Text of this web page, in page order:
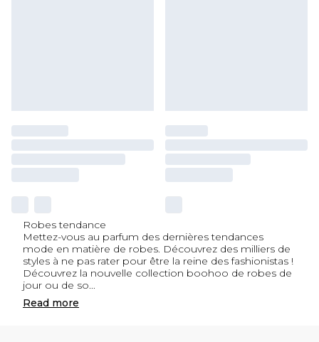
Robes tendance
Mettez-vous au parfum des dernières tendances
mode en matière de robes. Découvrez des milliers de
styles à ne pas rater pour être la reine des fashionistas !
Découvrez la nouvelle collection boohoo de robes de
jour ou de so...
Read more